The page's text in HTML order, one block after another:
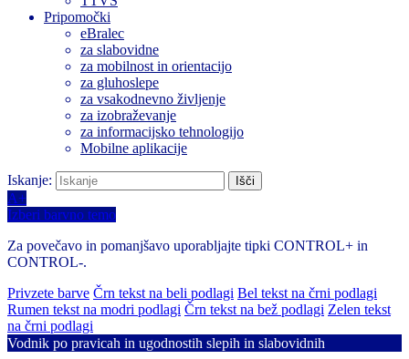
Pripomočki
eBralec
za slabovidne
za mobilnost in orientacijo
za gluhoslepe
za vsakodnevno življenje
za izobraževanje
za informacijsko tehnologijo
Mobilne aplikacije
Iskanje:
A+
Izberi barvno temo
Za povečavo in pomanjšavo uporabljajte tipki CONTROL+ in
CONTROL-.
Privzete barve Črn tekst na beli podlagi Bel tekst na črni podlagi
Rumen tekst na modri podlagi Črn tekst na bež podlagi Zelen tekst
na črni podlagi
Vodnik po pravicah in ugodnostih slepih in slabovidnih